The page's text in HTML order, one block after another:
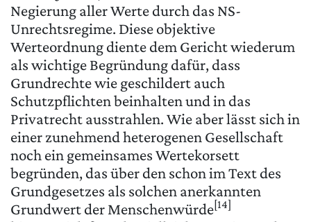
Negierung aller Werte durch das NS-
Unrechtsregime. Diese objektive
Werteordnung diente dem Gericht wiederum
als wichtige Begründung dafür, dass
Grundrechte wie geschildert auch
Schutzpflichten beinhalten und in das
Privatrecht ausstrahlen. Wie aber lässt sich in
einer zunehmend heterogenen Gesellschaft
noch ein gemeinsames Wertekorsett
begründen, das über den schon im Text des
Grundgesetzes als solchen anerkannten
Grundwert der Menschenwürde[14]